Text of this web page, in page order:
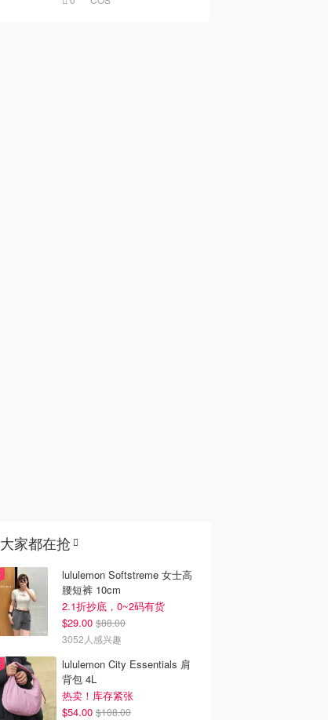
大家都在抢
lululemon Softstreme 女士高
腰短裤 10cm
2.1折抄底，0~2码有货
$29.00 $88.00
3052人感兴趣
lululemon City Essentials 肩
背包 4L
热卖！库存紧张
$54.00 $108.00